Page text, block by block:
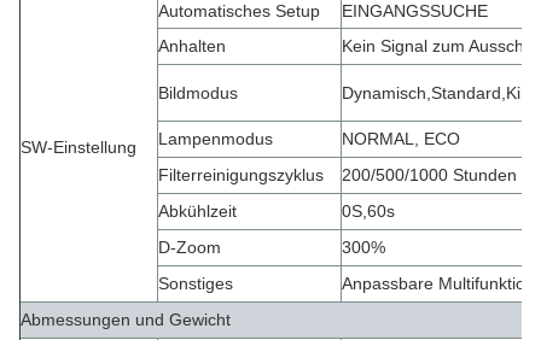
SW-Einstellung
Automatisches Setup
EINGANGSSUCHE
Anhalten
Kein Signal zum
Bildmodus Dynamisch Standard Kino
Lampenmodus
NORMAL, ECO
Filterreinigungszyklus
200/500/1000 Stunden
Abkühlzeit
0S,60s
D-Zoom
300%
Sonstiges
Anpassbare
Abmessungen und Gewicht